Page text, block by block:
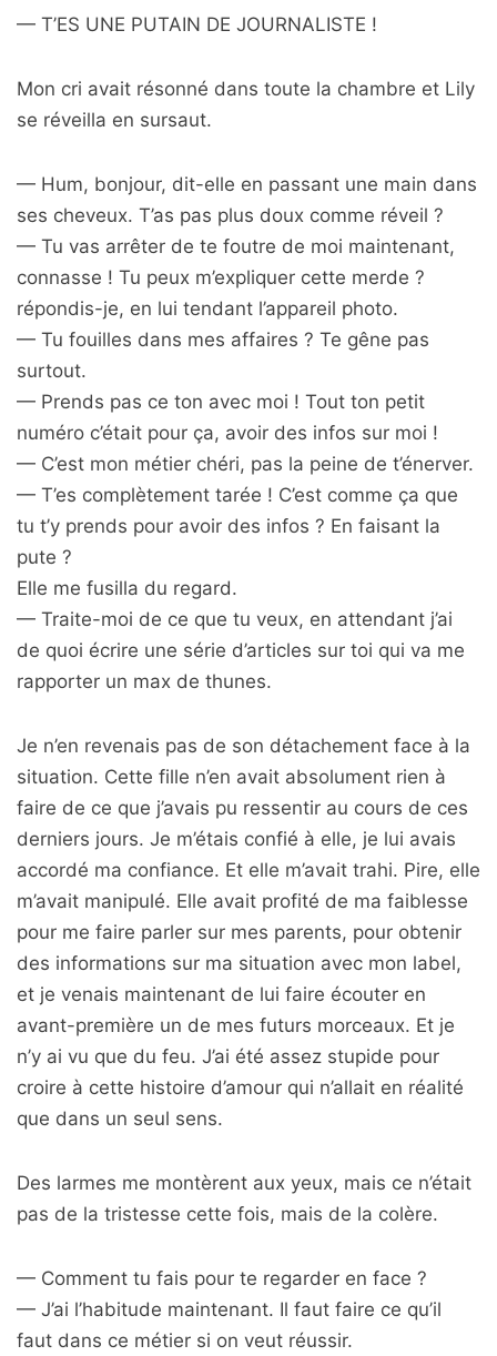
— T’ES UNE PUTAIN DE JOURNALISTE !
Mon cri avait résonné dans toute la chambre et Lily
se réveilla en sursaut.
— Hum, bonjour, dit-elle en passant une main dans
ses cheveux. T’as pas plus doux comme réveil ?
— Tu vas arrêter de te foutre de moi maintenant,
connasse ! Tu peux m’expliquer cette merde ?
répondis-je, en lui tendant l’appareil photo.
— Tu fouilles dans mes affaires ? Te gêne pas
surtout.
— Prends pas ce ton avec moi ! Tout ton petit
numéro c’était pour ça, avoir des infos sur moi !
— C’est mon métier chéri, pas la peine de t’énerver.
— T’es complètement tarée ! C’est comme ça que
tu t’y prends pour avoir des infos ? En faisant la
pute ?
Elle me fusilla du regard.
— Traite-moi de ce que tu veux, en attendant j’ai
de quoi écrire une série d’articles sur toi qui va me
rapporter un max de thunes.
Je n’en revenais pas de son détachement face à la
situation. Cette fille n’en avait absolument rien à
faire de ce que j’avais pu ressentir au cours de ces
derniers jours. Je m’étais confié à elle, je lui avais
accordé ma confiance. Et elle m’avait trahi. Pire, elle
m’avait manipulé. Elle avait profité de ma faiblesse
pour me faire parler sur mes parents, pour obtenir
des informations sur ma situation avec mon label,
et je venais maintenant de lui faire écouter en
avant-première un de mes futurs morceaux. Et je
n’y ai vu que du feu. J’ai été assez stupide pour
croire à cette histoire d’amour qui n’allait en réalité
que dans un seul sens.
Des larmes me montèrent aux yeux, mais ce n’était
pas de la tristesse cette fois, mais de la colère.
— Comment tu fais pour te regarder en face ?
— J’ai l’habitude maintenant. Il faut faire ce qu’il
faut dans ce métier si on veut réussir.